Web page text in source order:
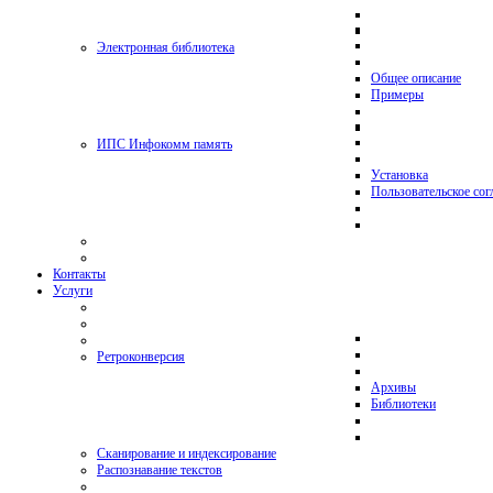
Электронная библиотека
Общее описание
Примеры
ИПС Инфокомм память
Установка
Пользовательское
Контакты
Услуги
Ретроконверсия
Архивы
Библиотеки
Сканирование и индексирование
Распознавание текстов